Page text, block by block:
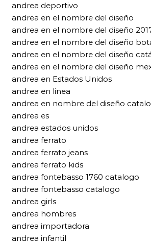
andrea deportivo
andrea en el nombre del diseño
andrea en el nombre del diseño
andrea en el nombre del diseño
andrea en el nombre del diseño
andrea en el nombre del diseño
andrea en Estados Unidos
andrea en linea
andrea en nombre del diseño
andrea es
andrea estados unidos
andrea ferrato
andrea ferrato jeans
andrea ferrato kids
andrea fontebasso 1760 catalogo
andrea fontebasso catalogo
andrea girls
andrea hombres
andrea importadora
andrea infantil